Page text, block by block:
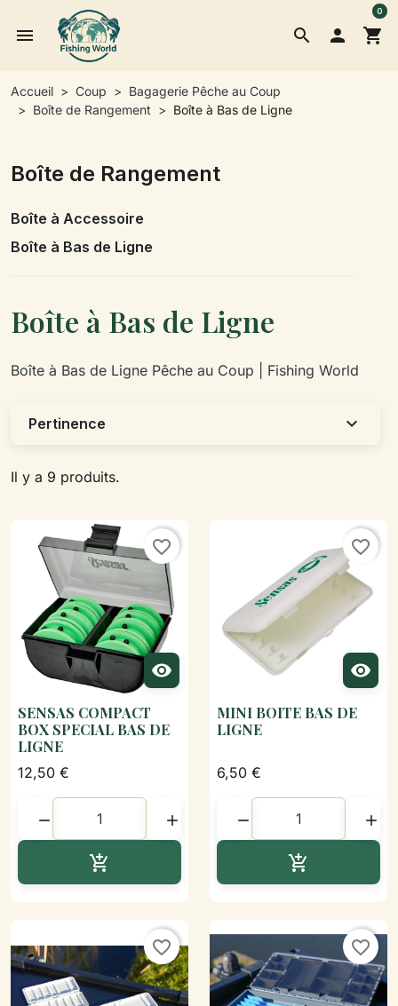
search
menu  shopping_cart
0
Accueil Coup
Bagagerie Pêche au Coup
Boîte de Rangement
Boîte à Bas de Ligne
Boîte de Rangement
Boîte à Accessoire
Boîte à Bas de Ligne
Boîte à Bas de Ligne
Boîte à Bas de Ligne Pêche au Coup | Fishing World
Il y a 9 produits.
Pertinence expand_more

favorite_border
SENSAS COMPACT
BOX SPECIAL BAS DE
LIGNE
12,50 €
 


favorite_border
MINI BOITE BAS DE
LIGNE
6,50 €
 

favorite_border favorite_border